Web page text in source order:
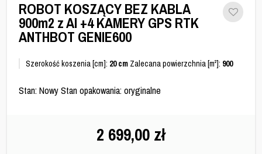
ROBOT KOSZĄCY BEZ KABLA
900m2 z AI +4 KAMERY GPS RTK
ANTHBOT GENIE600
Szerokość koszenia [cm]: 20 cm Zalecana powierzchnia [m²]: 900
Stan: Nowy Stan opakowania: oryginalne
2 699,00 zł